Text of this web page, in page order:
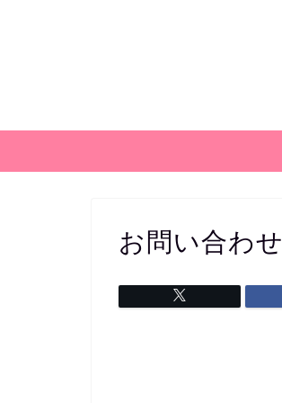
お問い合わせ